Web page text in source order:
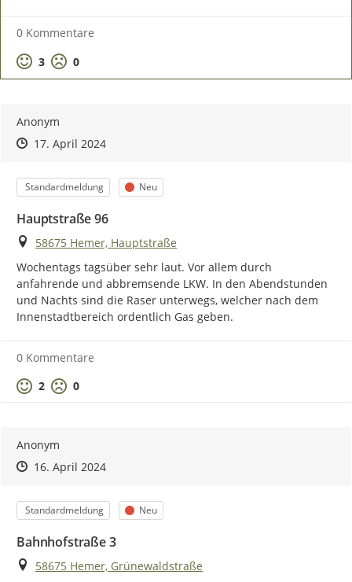
0 Kommentare
Positive Bewertung
3 Negative Bewertung
0
Anonym
Zeitpunkt des Erstellens
Zeitpunkt des Erstellens
17. April 2024Zur Äußerung
Kategorie
Standardmeldung Status
Neu
Hauptstraße 96
Ort
58675 Hemer, Hauptstraße
Wochentags tagsüber sehr laut. Vor allem durch
anfahrende und abbremsende LKW. In den Abendstunden
und Nachts sind die Raser unterwegs, welcher nach dem
Innenstadtbereich ordentlich Gas geben.
0 Kommentare
Positive Bewertung
2 Negative Bewertung
0
Anonym
Zeitpunkt des Erstellens
Zeitpunkt des Erstellens
16. April 2024Zur Äußerung
Kategorie
Standardmeldung Status
Neu
Bahnhofstraße 3
Ort
58675 Hemer, Grünewaldstraße